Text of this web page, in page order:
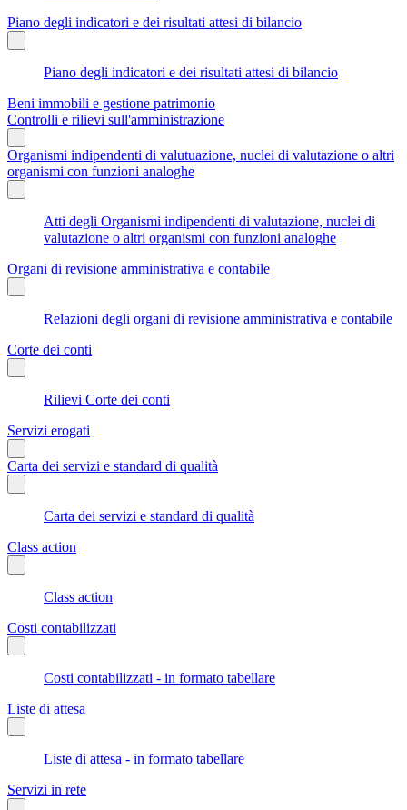
Piano degli indicatori e dei risultati attesi di bilancio
Piano degli indicatori e dei risultati attesi di bilancio
Beni immobili e gestione patrimonio
Controlli e rilievi sull'amministrazione
Organismi indipendenti di valutuazione, nuclei di valutazione o altri
organismi con funzioni analoghe
Atti degli Organismi indipendenti di valutazione, nuclei di
valutazione o altri organismi con funzioni analoghe
Organi di revisione amministrativa e contabile
Relazioni degli organi di revisione amministrativa e contabile
Corte dei conti
Rilievi Corte dei conti
Servizi erogati
Carta dei servizi e standard di qualità
Carta dei servizi e standard di qualità
Class action
Class action
Costi contabilizzati
Costi contabilizzati - in formato tabellare
Liste di attesa
Liste di attesa - in formato tabellare
Servizi in rete